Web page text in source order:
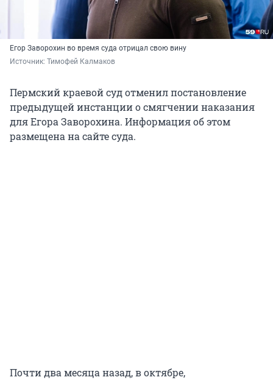
Егор Заворохин во время суда отрицал свою вину
Источник: Тимофей Калмаков
Пермский краевой суд отменил постановление
предыдущей инстанции о смягчении наказания
для Егора Заворохина. Информация об этом
размещена на сайте суда.
Почти два месяца назад, в октябре,